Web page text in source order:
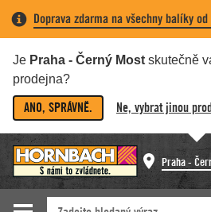
Doprava zdarma na všechny balíky od
Je Praha - Černý Most skutečně
prodejna?
ANO, SPRÁVNĚ. Ne, vybrat jinou
Praha -